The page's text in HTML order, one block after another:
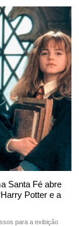
Santa Fé abre
Potter e a
para a exibição